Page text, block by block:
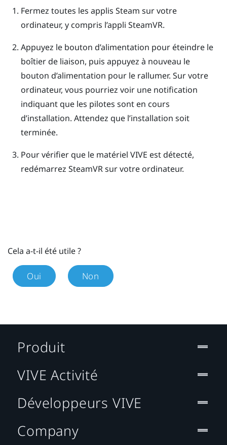
Fermez toutes les applis Steam sur votre
ordinateur, y compris l’appli SteamVR.
Appuyez le bouton d’alimentation pour éteindre le
boîtier de liaison, puis appuyez à nouveau le
bouton d’alimentation pour le rallumer. Sur votre
ordinateur, vous pourriez voir une notification
indiquant que les pilotes sont en cours
d’installation. Attendez que l’installation soit
terminée.
Pour vérifier que le matériel VIVE est détecté,
redémarrez SteamVRsur votre ordinateur.
Cela a-t-il été utile ?
Oui Non
Produit
VIVE Activité
Développeurs VIVE
Company